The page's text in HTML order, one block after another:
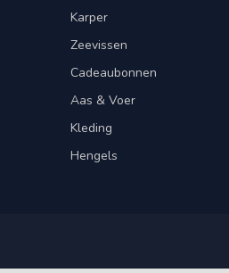
Karper
Zeevissen
Cadeaubonnen
Aas & Voer
Kleding
Hengels